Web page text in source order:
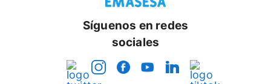
Síguenos en redes
sociales